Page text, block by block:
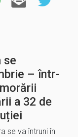
se
– într-
a 32 de
se va întruni în